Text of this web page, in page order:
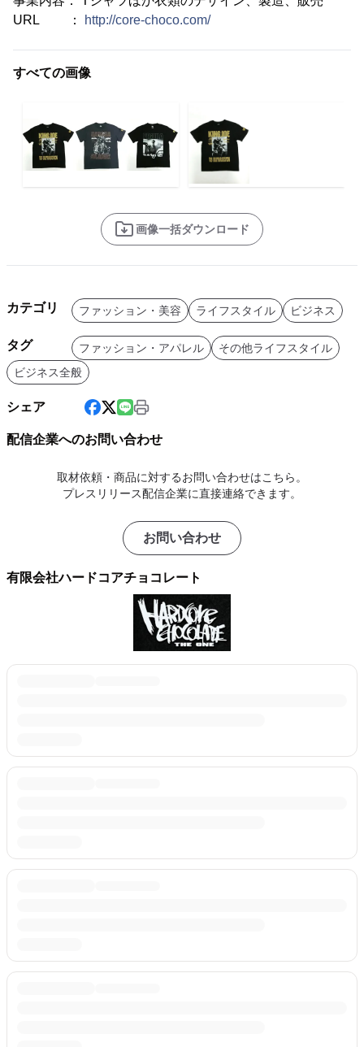
URL ：
http://core-choco.com/
すべての画像
画像一括ダウンロード
カテゴリ ファッション・美容 ライフスタイル ビジネス
タグ ファッション・アパレル
その他ライフスタイル
ビジネス全般
シェア
配信企業へのお問い合わせ
取材依頼・商品に対するお問い合わせはこちら。
プレスリリース配信企業に直接連絡できます。
お問い合わせ
有限会社ハードコアチョコレート